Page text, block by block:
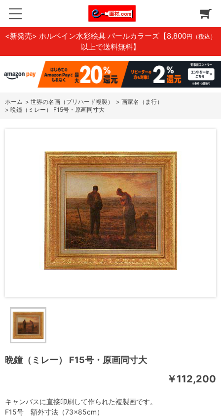
<新発売> ホルベイン水彩絵具 パールカラーズ 【8,800円（税込）
以上で送料無料】
ホーム > 世界の名画（プリハード複製） > 画家名（ま行）
> 晩鐘（ミレー） F15号・原画同寸大
晩鐘（ミレー） F15号・原画同寸大
￥112,200
キャンバスに直接印刷して作られた複製画です。
F15号 額外寸法（73×85cm）